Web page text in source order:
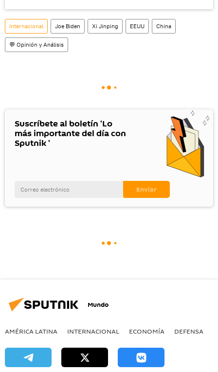
Internacional Joe Biden Xi Jinping EEUU China
💬 Opinión y Análisis
Suscríbete al boletín 'Lo
más importante del día con
Sputnik '
Mundo
AMÉRICA LATINA INTERNACIONAL ECONOMÍA DEFENSA